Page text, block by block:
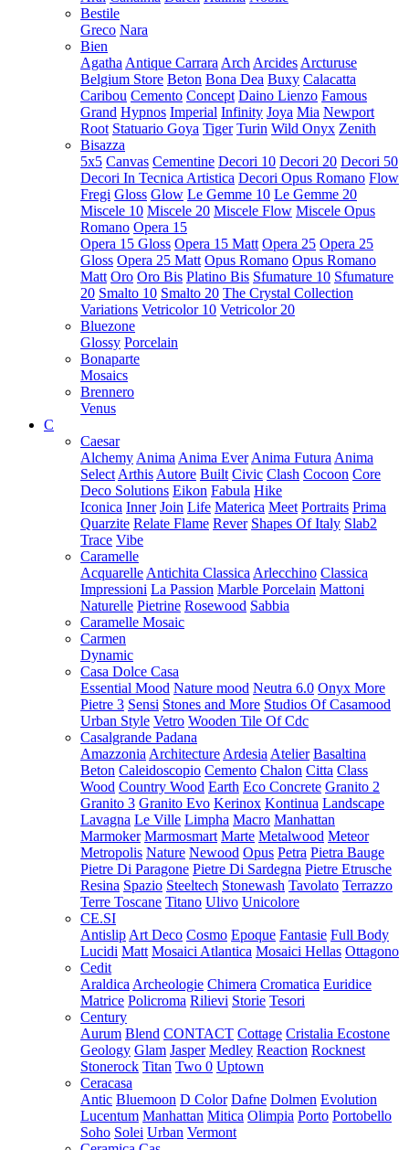
Bestile
Greco Nara
Bien
Agatha Antique Carrara Arch Arcides Arcturuse
Belgium Store Beton Bona Dea Buxy Calacatta
Caribou Cemento Concept Daino Lienzo Famous
Grand Hypnos Imperial Infinity Joya Mia Newport
Root Statuario Goya Tiger Turin Wild Onyx Zenith
Bisazza
5x5 Canvas Cementine Decori 10 Decori 20 Decori 50
Decori In Tecnica Artistica Decori Opus Romano Flow
Fregi Gloss Glow Le Gemme 10 Le Gemme 20
Miscele 10 Miscele 20 Miscele Flow Miscele Opus
Romano Opera 15
Opera 15 Gloss Opera 15 Matt Opera 25 Opera 25
Gloss Opera 25 Matt Opus Romano Opus Romano
Matt Oro Oro Bis Platino Bis Sfumature 10 Sfumature
20 Smalto 10 Smalto 20 The Crystal Collection
Variations Vetricolor 10 Vetricolor 20
Bluezone
Glossy Porcelain
Bonaparte
Mosaics
Brennero
Venus
C
Caesar
Alchemy Anima Anima Ever Anima Futura Anima
Select Arthis Autore Built Civic Clash Cocoon Core
Deco Solutions Eikon Fabula Hike
Iconica Inner Join Life Materica Meet Portraits Prima
Quarzite Relate Flame Rever Shapes Of Italy Slab2
Trace Vibe
Caramelle
Acquarelle Antichita Classica Arlecchino Classica
Impressioni La Passion Marble Porcelain Mattoni
Naturelle Pietrine Rosewood Sabbia
Caramelle Mosaic
Carmen
Dynamic
Casa Dolce Casa
Essential Mood Nature mood Neutra 6.0 Onyx More
Pietre 3 Sensi Stones and More Studios Of Casamood
Urban Style Vetro Wooden Tile Of Cdc
Casalgrande Padana
Amazzonia Architecture Ardesia Atelier Basaltina
Beton Caleidoscopio Cemento Chalon Citta Class
Wood Country Wood Earth Eco Concrete Granito 2
Granito 3 Granito Evo Kerinox Kontinua Landscape
Lavagna Le Ville Limpha Macro Manhattan
Marmoker Marmosmart Marte Metalwood Meteor
Metropolis Nature Newood Opus Petra Pietra Bauge
Pietre Di Paragone Pietre Di Sardegna Pietre Etrusche
Resina Spazio Steeltech Stonewash Tavolato Terrazzo
Terre Toscane Titano Ulivo Unicolore
CE.SI
Antislip Art Deco Cosmo Epoque Fantasie Full Body
Lucidi Matt Mosaici Atlantica Mosaici Hellas Ottagono
Cedit
Araldica Archeologie Chimera Cromatica Euridice
Matrice Policroma Rilievi Storie Tesori
Century
Aurum Blend CONTACT Cottage Cristalia Ecostone
Geology Glam Jasper Medley Reaction Rocknest
Stonerock Titan Two 0 Uptown
Ceracasa
Antic Bluemoon D Color Dafne Dolmen Evolution
Lucentum Manhattan Mitica Olimpia Porto Portobello
Soho Solei Urban Vermont